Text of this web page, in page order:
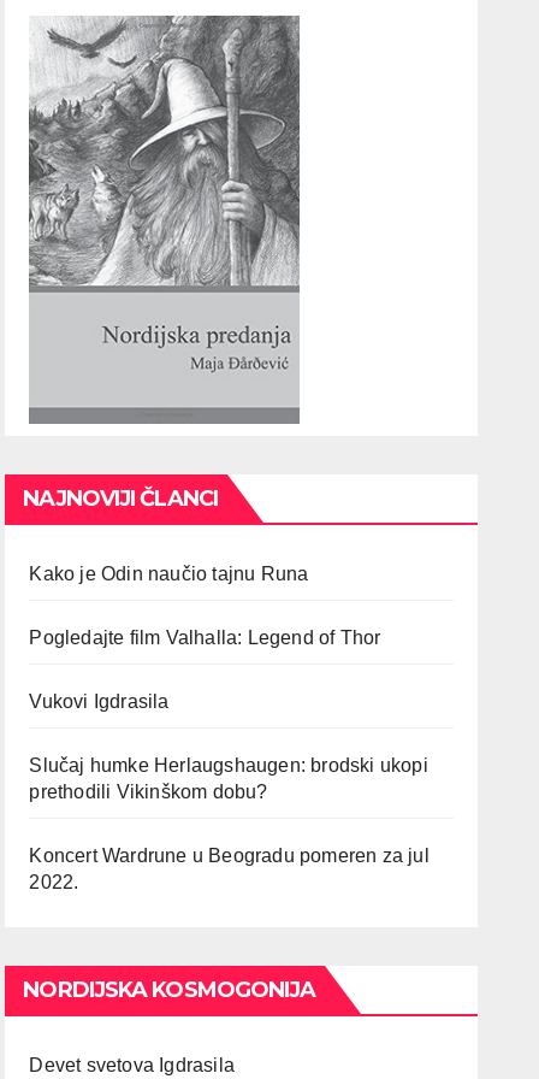
NAJNOVIJI ČLANCI
Kako je Odin naučio tajnu Runa
Pogledajte film Valhalla: Legend of Thor
Vukovi Igdrasila
Slučaj humke Herlaugshaugen: brodski ukopi
prethodili Vikinškom dobu?
Koncert Wardrune u Beogradu pomeren za jul
2022.
NORDIJSKA KOSMOGONIJA
Devet svetova Igdrasila